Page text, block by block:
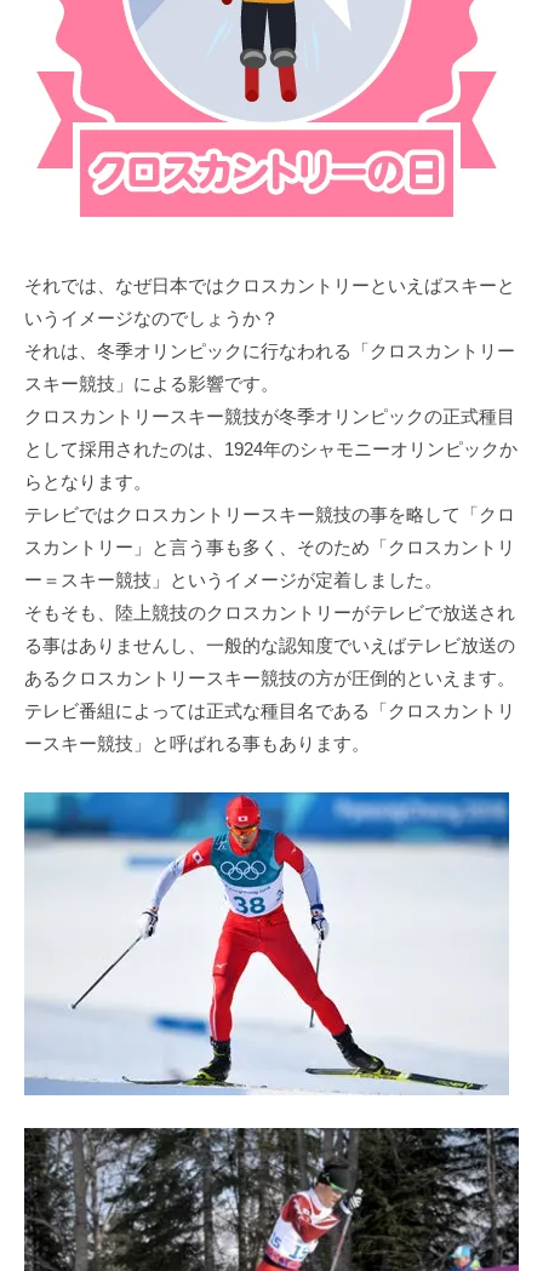
それでは、なぜ日本ではクロスカントリーといえばスキーと
いうイメージなのでしょうか？
それは、冬季オリンピックに行なわれる「クロスカントリー
スキー競技」による影響です。
クロスカントリースキー競技が冬季オリンピックの正式種目
として採用されたのは、1924年のシャモニーオリンピックか
らとなります。
テレビではクロスカントリースキー競技の事を略して「クロ
スカントリー」と言う事も多く、そのため「クロスカントリ
ー＝スキー競技」というイメージが定着しました。
そもそも、陸上競技のクロスカントリーがテレビで放送され
る事はありませんし、一般的な認知度でいえばテレビ放送の
あるクロスカントリースキー競技の方が圧倒的といえます。
テレビ番組によっては正式な種目名である「クロスカントリ
ースキー競技」と呼ばれる事もあります。